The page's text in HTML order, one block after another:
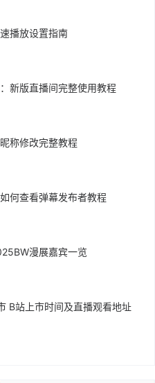
播放设置指南
新版直播间完整使用教程
称修改完整教程
何查看弹幕发布者教程
漫展嘉宾一览
B站上市时间及直播观看地址